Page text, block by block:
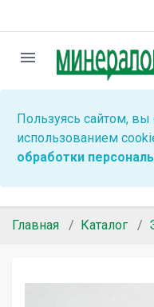
menu
Пользуясь сайтом, вы
использованием
обработки
Главная Каталог